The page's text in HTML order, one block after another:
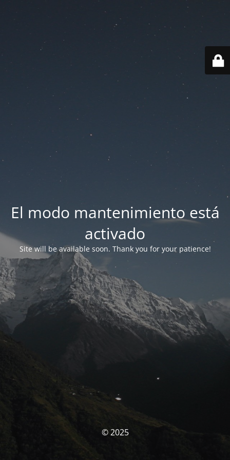
El modo mantenimiento está
activado
Site will be available soon. Thank you for your patience!
© 2025